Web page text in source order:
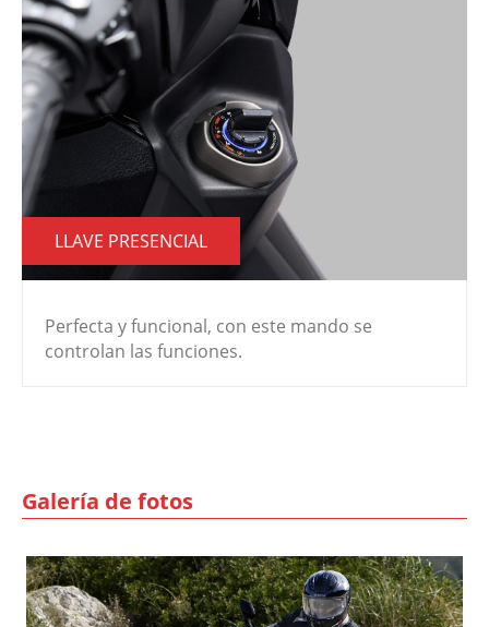
LLAVE PRESENCIAL
Perfecta y funcional, con este mando se
controlan las funciones.
Galería de fotos